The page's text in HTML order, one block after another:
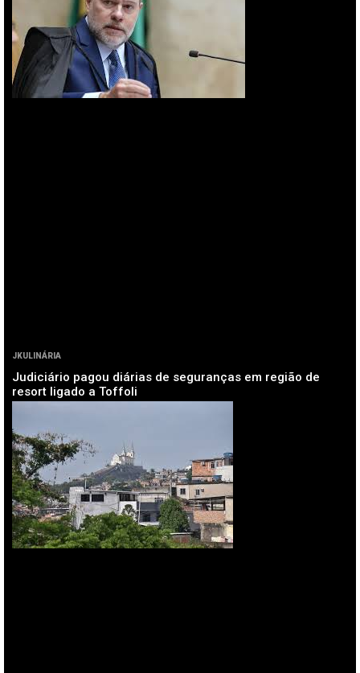
JKULINÁRIA
Judiciário pagou diárias de seguranças em região de
resort ligado a Toffoli